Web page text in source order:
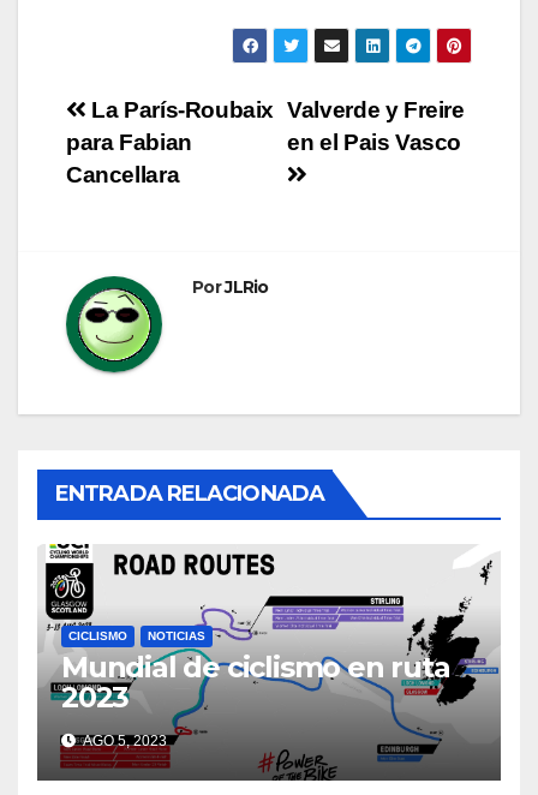
Navegación
de
Valverde y Freire
en el Pais Vasco
La París-Roubaix
para Fabian
Cancellara
PorJLRio
ENTRADA RELACIONADA
CICLISMO NOTICIAS
Mundial de ciclismo en ruta
2023
AGO 5, 2023